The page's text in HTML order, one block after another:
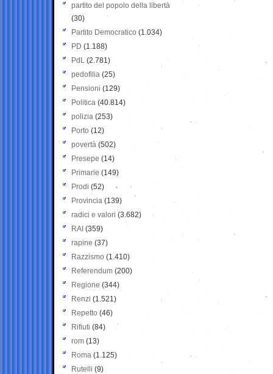
partito del popolo della libertà
(30)
Partito Democratico (1.034)
PD (1.188)
PdL (2.781)
pedofilia (25)
Pensioni (129)
Politica (40.814)
polizia (253)
Porto (12)
povertà (502)
Presepe (14)
Primarie (149)
Prodi (52)
Provincia (139)
radici e valori (3.682)
RAI (359)
rapine (37)
Razzismo (1.410)
Referendum (200)
Regione (344)
Renzi (1.521)
Repetto (46)
Rifiuti (84)
rom (13)
Roma (1.125)
Rutelli (9)